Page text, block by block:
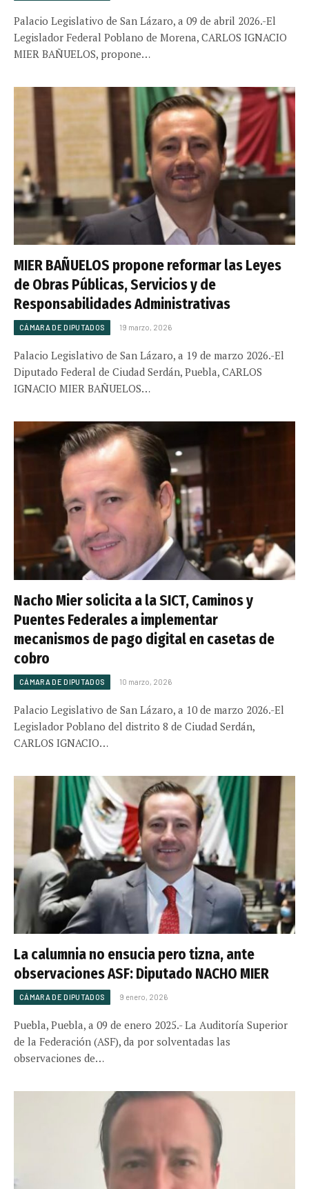
Palacio Legislativo de San Lázaro, a 09 de abril 2026.-El
Legislador Federal Poblano de Morena, CARLOS IGNACIO
MIER BAÑUELOS, propone…
MIER BAÑUELOS propone reformar las Leyes
de Obras Públicas, Servicios y de
Responsabilidades Administrativas
CÁMARA DE DIPUTADOS 19 marzo, 2026
Palacio Legislativo de San Lázaro, a 19 de marzo 2026.-El
Diputado Federal de Ciudad Serdán, Puebla, CARLOS
IGNACIO MIER BAÑUELOS…
Nacho Mier solicita a la SICT, Caminos y
Puentes Federales a implementar
mecanismos de pago digital en casetas de
cobro
CÁMARA DE DIPUTADOS 10 marzo, 2026
Palacio Legislativo de San Lázaro, a 10 de marzo 2026.-El
Legislador Poblano del distrito 8 de Ciudad Serdán,
CARLOS IGNACIO…
La calumnia no ensucia pero tizna, ante
observaciones ASF: Diputado NACHO MIER
CÁMARA DE DIPUTADOS 9 enero, 2026
Puebla, Puebla, a 09 de enero 2025.- La Auditoría Superior
de la Federación (ASF), da por solventadas las
observaciones de…